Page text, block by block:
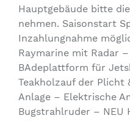
Hauptgebäude bitte
nehmen. Saisonstart
Inzahlungnahme
Raymarine mit Radar
BAdeplattform für
Teakholzauf der Plicht
Anlage – Elektrische
Bugstrahlruder – NEU